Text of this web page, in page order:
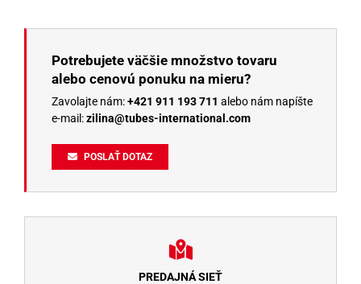
Potrebujete väčšie množstvo tovaru
alebo cenovú ponuku na mieru?
Zavolajte nám:+421 911 193 711 alebo nám napíšte
e-mail:zilina@tubes-international.com
POSLAŤ DOTAZ
PREDAJNÁ SIEŤ